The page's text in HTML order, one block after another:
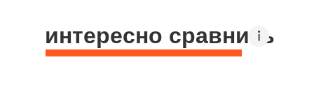
интересно сравнить